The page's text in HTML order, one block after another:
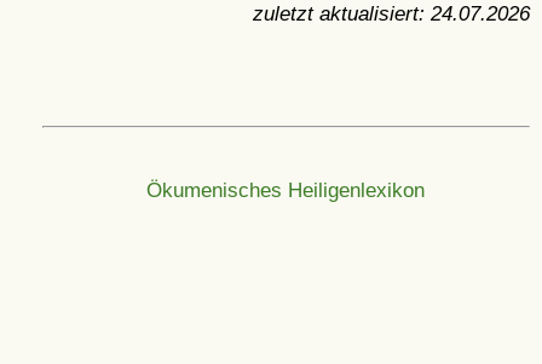
zuletzt aktualisiert: 24.07.2026
Ökumenisches Heiligenlexikon